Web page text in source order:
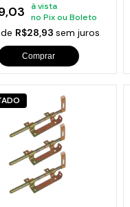
à vista
no Pix ou Boleto
R$28,93 sem juros
Comprar